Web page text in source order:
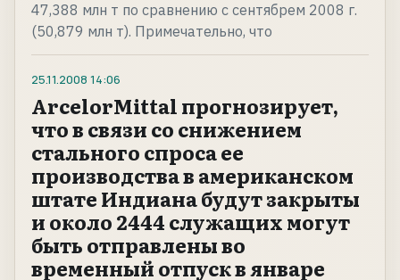
47,388 млн т по сравнению с сентябрем 2008 г.
(50,879 млн т). Примечательно, что
25.11.2008 14:06
ArcelorMittal прогнозирует,
что в связи со снижением
стального спроса ее
производства в американском
штате Индиана будут закрыты
и около 2444 служащих могут
быть отправлены во
временный отпуск в январе